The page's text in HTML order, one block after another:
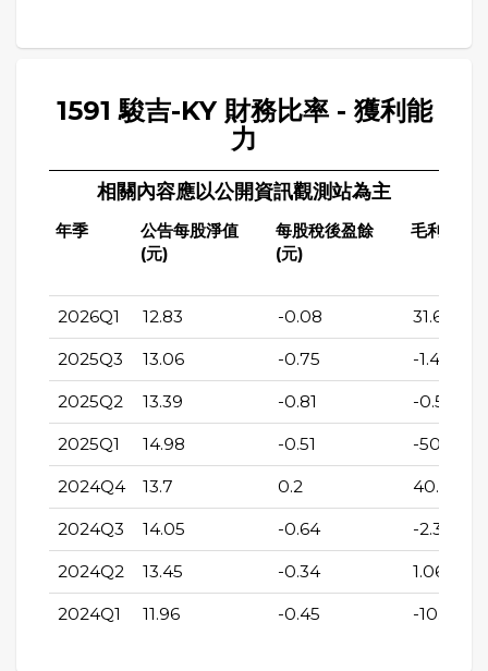
1591 駿吉-KY 財務比率 - 獲利能
力
相關內容應以公開資訊觀測站為主
年季
公告每股淨值
(元)
每股稅後盈餘
(元)
毛利率(%)
2026Q1 12.83 -0.08 31.69
2025Q3 13.06 -0.75 -1.43
2025Q2 13.39 -0.81 -0.58
2025Q1 14.98 -0.51 -50.69
2024Q4 13.7 0.2 40.24
2024Q3 14.05 -0.64 -2.31
2024Q2 13.45 -0.34 1.06
2024Q1 11.96 -0.45 -10.53